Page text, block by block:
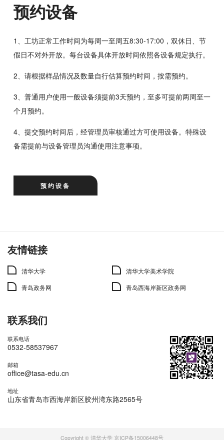
预约设备
1、工坊正常工作时间为每周一至周五8:30-17:00，双休日、节
假日不对外开放。每台设备具体开放时间依照各设备规定执行。
2、请根据样品情况及数量自行估算预约时间，按需预约。
3、普通用户使用一般设备须提前3天预约，至多可提前两周至一
个月预约。
4、提交预约时间后，经管理员审核通过方可使用设备。特殊设
备需提前与设备管理员沟通使用注意事项。
预约设备
友情链接
清华大学
清华大学美术学院
青岛政务网
青岛西海岸新区政务网
联系我们
联系电话
0532-58537967
邮箱
office@tasa-edu.cn
地址
山东省青岛市西海岸新区胶州湾东路2565号
Copyright © 清华大学 京ICP备15006448号